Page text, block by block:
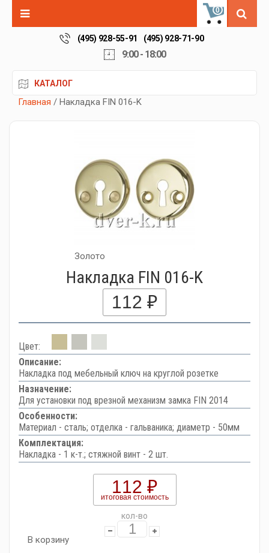
0
(495) 928-55-91 (495) 928-71-90
9:00 - 18:00
КАТАЛОГ
Главная / Накладка FIN 016-K
Золото
Накладка FIN 016-K
112 ₽
Цвет:
Описание:
Накладка под мебельный ключ на круглой розетке
Назначение:
Для установки под врезной механизм замка FIN 2014
Особенности:
Материал - сталь; отделка - гальваника; диаметр - 50мм
Комплектация:
Накладка - 1 к-т.; стяжной винт - 2 шт.
112 ₽
итоговая стоимость
кол-во
В корзину